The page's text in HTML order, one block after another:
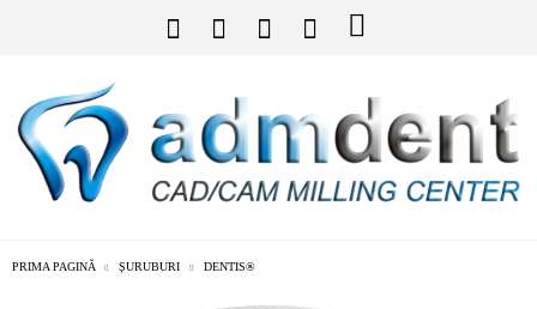
PRIMA PAGINĂ ȘURUBURI DENTIS®